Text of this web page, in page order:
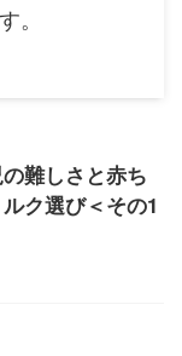
。
難しさと赤ち
ク選び＜その1